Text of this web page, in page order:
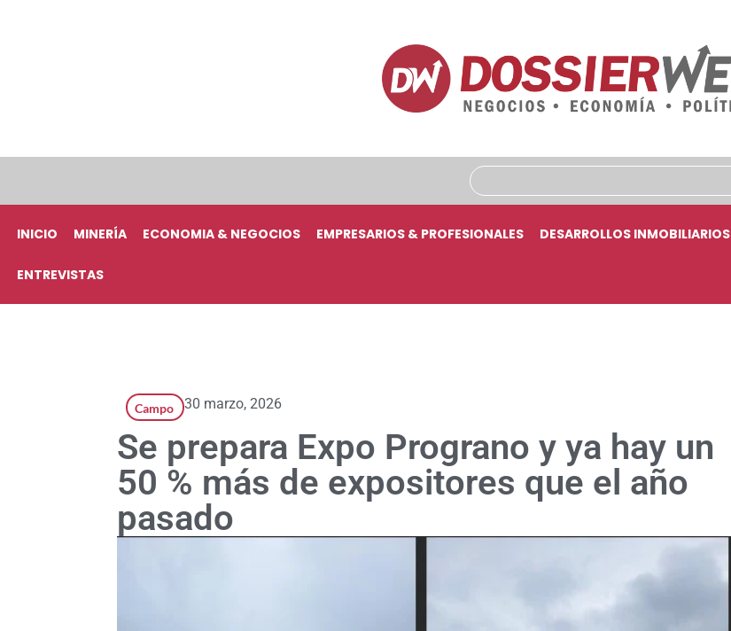
INICIO MINERÍA ECONOMIA & NEGOCIOS EMPRESARIOS & PROFESIONALES DESARROLLOS INMOBILIARIOS
ENTREVISTAS
Campo 30 marzo, 2026
Se prepara Expo Prograno y ya hay un
50 % más de expositores que el año
pasado